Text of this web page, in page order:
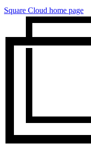
Square Cloud home page